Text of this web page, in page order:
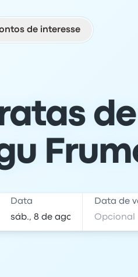
de interesse
Data